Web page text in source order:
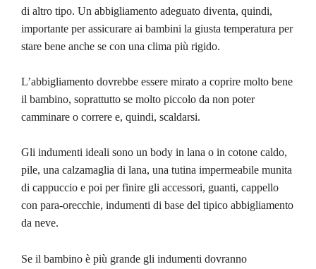
di altro tipo. Un abbigliamento adeguato diventa, quindi,
importante per assicurare ai bambini la giusta temperatura per
stare bene anche se con una clima più rigido.
L’abbigliamento dovrebbe essere mirato a coprire molto bene
il bambino, soprattutto se molto piccolo da non poter
camminare o correre e, quindi, scaldarsi.
Gli indumenti ideali sono un body in lana o in cotone caldo,
pile, una calzamaglia di lana, una tutina impermeabile munita
di cappuccio e poi per finire gli accessori, guanti, cappello
con para-orecchie, indumenti di base del tipico abbigliamento
da neve.
Se il bambino è più grande gli indumenti dovranno